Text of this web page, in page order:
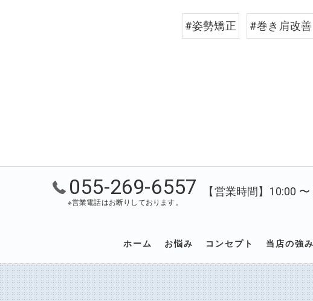
#姿勢矯正 #巻き肩改善
055-269-6557
※営業電話はお断りしております。
【営業時間】10:00
ホーム お悩み コンセプト 当店の強み